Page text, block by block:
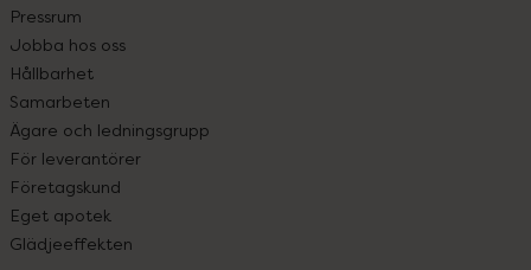
Pressrum
Jobba hos oss
Hållbarhet
Samarbeten
Ägare och ledningsgrupp
För leverantörer
Företagskund
Eget apotek
Glädjeeffekten